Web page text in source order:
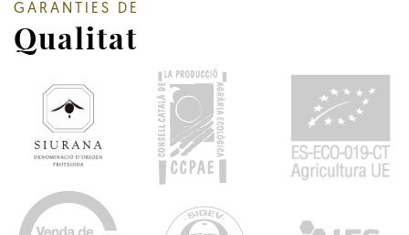
GARANTIES DE
Qualitat